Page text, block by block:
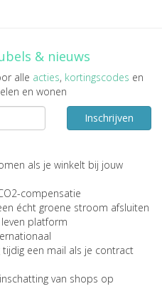
& nieuws
alle acties, kortingscodes en
en wonen
Inschrijven
als je winkelt bij jouw
compensatie
écht groene stroom afsluiten
platform
tijdig een mail als je contract
van shops op